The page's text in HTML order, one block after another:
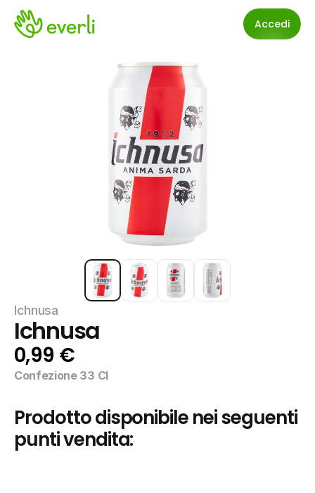
Accedi
Ichnusa
Ichnusa
0,99 €
Confezione 33 Cl
Prodotto disponibile nei seguenti
punti vendita: